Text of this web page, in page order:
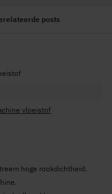
posts
vloeistof
hoge rookdichtheid.